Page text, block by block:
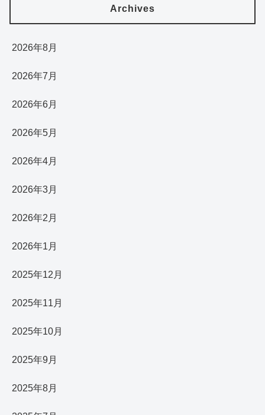
Archives
2026年8月
2026年7月
2026年6月
2026年5月
2026年4月
2026年3月
2026年2月
2026年1月
2025年12月
2025年11月
2025年10月
2025年9月
2025年8月